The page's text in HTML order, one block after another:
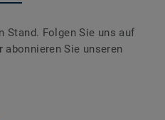
Stand. Folgen Sie uns auf
abonnieren Sie unseren